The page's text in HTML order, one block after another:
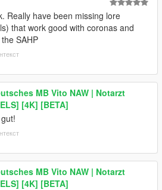
Really have been missing lore
that work good with coronas and
SAHP
MB Vito NAW | Notarzt
[4K] [BETA]
MB Vito NAW | Notarzt
[4K] [BETA]